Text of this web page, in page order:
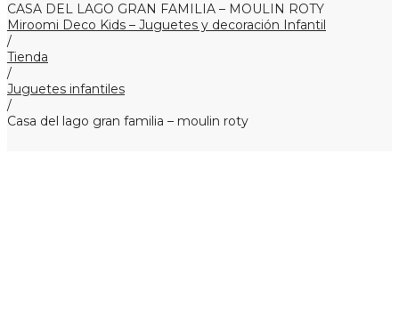
CASA DEL LAGO GRAN FAMILIA – MOULIN ROTY
Miroomi Deco Kids – Juguetes y decoración Infantil
/
Tienda
/
Juguetes infantiles
/
Casa del lago gran familia – moulin roty